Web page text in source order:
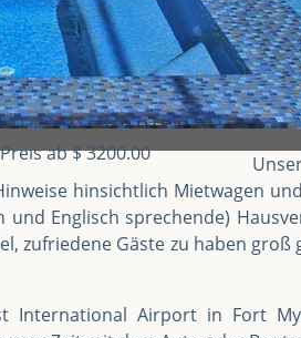
Preis ab $ 3200.00
hinsichtlich Mietwagen
Englisch sprechende)
zufriedene Gäste zu haben
International Airport in Fort